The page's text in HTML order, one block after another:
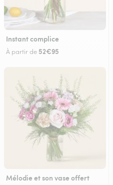
Instant complice
À partir de 52€95
Mélodie et son vase offert